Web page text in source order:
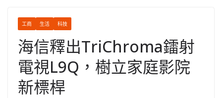
工商 生活 科技
海信釋出TriChroma鐳射
電視L9Q，樹立家庭影院
新標桿